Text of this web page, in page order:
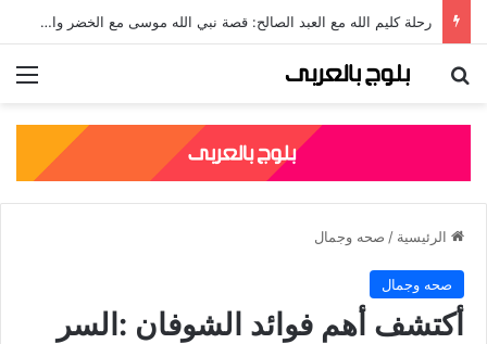
رحلة كليم الله مع العبد الصالح: قصة نبي الله موسى مع الخضر والدروس المستفادة منها
بحث عن
الرئيسية / صحه وجمال
صحه وجمال
أكتشف أهم فوائد الشوفان :السر